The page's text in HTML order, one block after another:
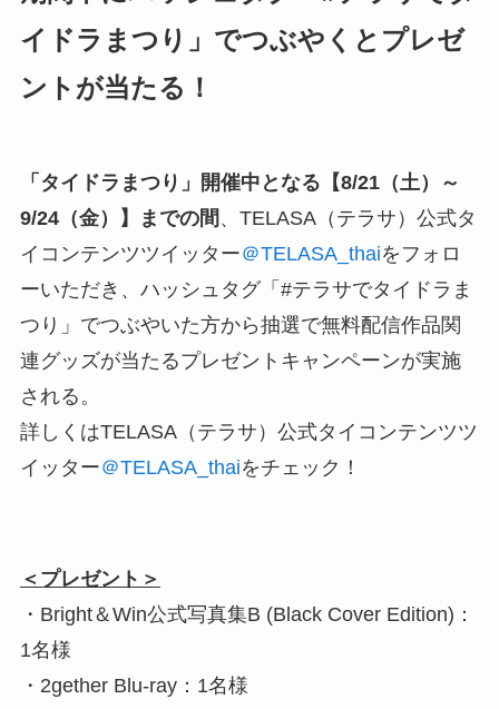
イドラまつり」でつぶやくとプレゼ
ントが当たる！
「タイドラまつり」開催中となる【8/21（土）～
9/24（金）】までの間 、TELASA（テラサ）公式タ
イコンテンツツイッター＠TELASA_thaiをフォロ
ーいただき、ハッシュタグ「#テラサでタイドラま
つり」でつぶやいた方から抽選で無料配信作品関
連グッズが当たるプレゼントキャンペーンが実施
される。
詳しくはTELASA（テラサ）公式タイコンテンツツ
イッター＠TELASA_thaiをチェック！
＜プレゼント＞
・Bright＆Win公式写真集B (Black Cover Edition)：
1名様
・2gether Blu-ray：1名様